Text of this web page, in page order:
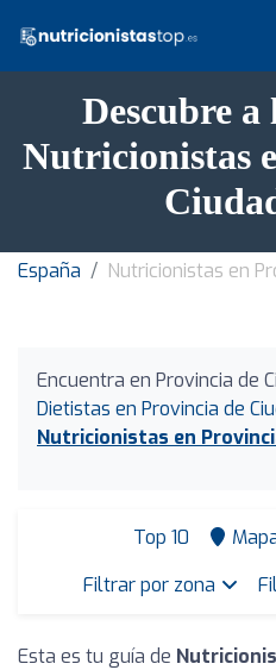
Descubre a
Nutricionistas
España Nutricionistas en
Encuentra en Provincia de
Dietistas en Provincia de
Nutricionistas en
Top 10
Filtrar por zona
Esta es tu guía de